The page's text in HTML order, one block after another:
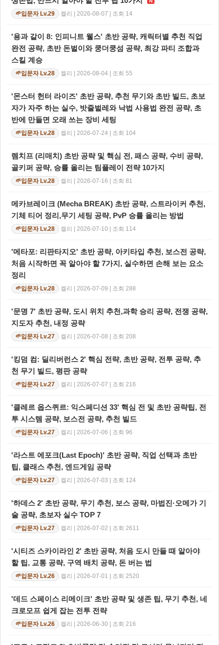
🌱입문자 Lv.29 켈리 | 2026-08-07 | 조회 14
'용과 같이 8: 인피니트 웰스' 초반 공략, 캐릭터별 추천 직업
완전 공략, 초반 돈벌이와 쿵더쿵섬 공략, 최강 파티 조합과
스킬 계승
🌱입문자 Lv.28 켈리 | 2026-08-04 | 조회 55
'몬스터 헌터 라이즈' 초반 공략, 추천 무기와 초반 빌드, 초보
자가 자주 하는 실수, 밧줄벌레와 낙법 사용법 완전 공략, 초
반에 만들면 오래 쓰는 장비 세팅
🌱입문자 Lv.28 켈리 | 2026-07-24 | 조회 104
렘치프 (리매치) 초반 공략 및 핵심 전, 패스 공략, 수비 공략,
골키퍼 공략, 승률 올리는 팀플레이 전략 10가지
🌱입문자 Lv.28 켈리 | 2026-07-16 | 조회 81
메카브레이크 (Mecha BREAK) 초반 공략, 스트라이커 추천,
기체 티어 정리,무기 세팅 공략, PvP 승률 올리는 방법
🌱입문자 Lv.28 켈리 | 2026-07-10 | 조회 114
'메타포: 리판타지오' 초반 공략, 아키타입 추천, 보스전 공략,
처음 시작하면 꼭 알아야 할 7가지, 실수하면 손해 보는 요소
정리
🌱입문자 Lv.28 켈리 | 2026-07-09 | 조회 288
'문명 7' 초반 공략, 도시 위치 추천,과학 승리 공략, 전쟁 공략,
지도자 추천, 내정 공략
🌱입문자 Lv.27 켈리 | 2026-07-08 | 조회 208
'킹덤 컴: 딜리버런스 2' 핵심 전략, 초반 공략, 전투 공략, 추
천 무기 빌드, 평판 공략
🌱입문자 Lv.27 켈리 | 2026-07-07 | 조회 216
'클레르 옵스퀴르: 익스페디션 33' 핵심 전 및 초반 공략팁, 전
투 시스템 공략, 보스전 공략, 추천 빌드
🌱입문자 Lv.27 켈리 | 2026-07-06 | 조회 96
'라스트 에포크(Last Epoch)' 초반 공략, 직업 선택과 초반
팁, 클래스 추천, 엔드게임 공략
🌱입문자 Lv.27 켈리 | 2026-07-03 | 조회 124
'하데스 2' 초반 공략, 무기 추천, 보스 공략, 마법진·오메가 기
술 공략, 초보자 실수 TOP 7
🌱입문자 Lv.27 켈리 | 2026-07-02 | 조회 2611
'시티즈 스카이라인 2' 초반 공략, 처음 도시 만들 때 알아야
할 팁, 교통 공략, 구역 배치 공략, 돈 버는 법
🌱입문자 Lv.26 켈리 | 2026-07-01 | 조회 2520
'데드 스페이스 리메이크' 초반 공략 및 생존 팁, 무기 추천, 네
크로모프 쉽게 잡는 전투 전략
🌱입문자 Lv.26 켈리 | 2026-06-30 | 조회 216